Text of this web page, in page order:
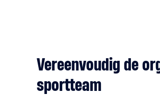
Vereenvoudig de
sportteam